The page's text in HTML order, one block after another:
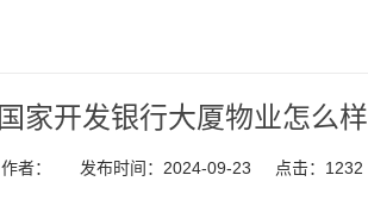
国家开发银行大厦物业怎么样
作者： 发布时间：2024-09-23 点击：1232